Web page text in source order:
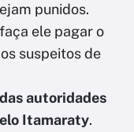
punidos.
ele pagar o
suspeitos de
autoridades
Itamaraty.